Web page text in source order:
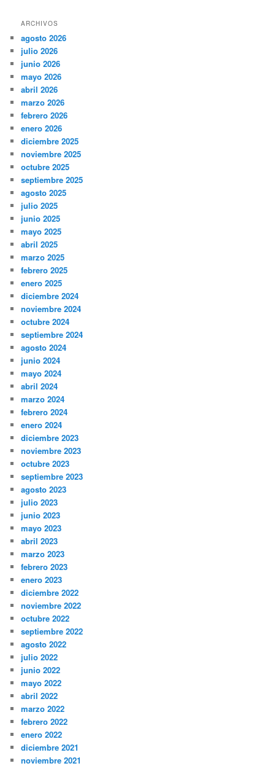
ARCHIVOS
agosto 2026
julio 2026
junio 2026
mayo 2026
abril 2026
marzo 2026
febrero 2026
enero 2026
diciembre 2025
noviembre 2025
octubre 2025
septiembre 2025
agosto 2025
julio 2025
junio 2025
mayo 2025
abril 2025
marzo 2025
febrero 2025
enero 2025
diciembre 2024
noviembre 2024
octubre 2024
septiembre 2024
agosto 2024
junio 2024
mayo 2024
abril 2024
marzo 2024
febrero 2024
enero 2024
diciembre 2023
noviembre 2023
octubre 2023
septiembre 2023
agosto 2023
julio 2023
junio 2023
mayo 2023
abril 2023
marzo 2023
febrero 2023
enero 2023
diciembre 2022
noviembre 2022
octubre 2022
septiembre 2022
agosto 2022
julio 2022
junio 2022
mayo 2022
abril 2022
marzo 2022
febrero 2022
enero 2022
diciembre 2021
noviembre 2021